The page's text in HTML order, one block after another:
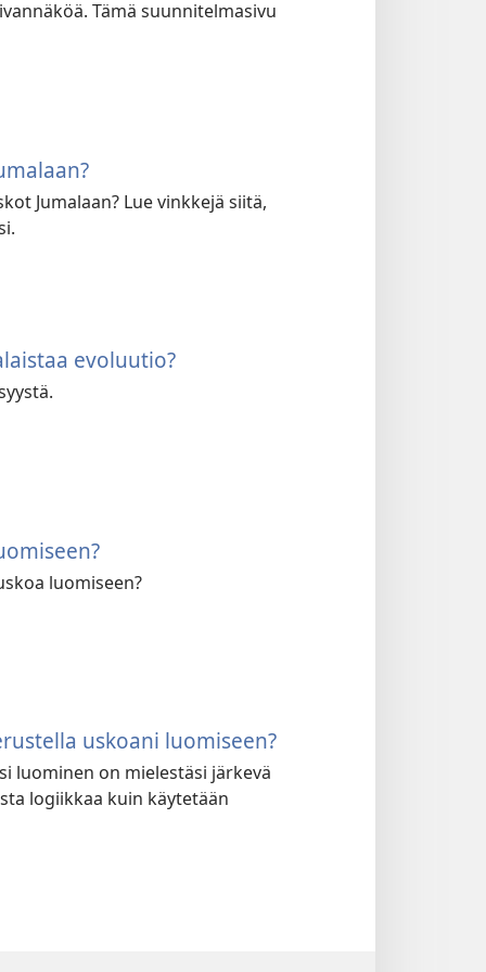
Tämä suunnitelmasivu
Jumalaan? Lue vinkkejä siitä,
evoluutio?
luomiseen?
uskoani luomiseen?
luominen on mielestäsi järkevä
logiikkaa kuin käytetään